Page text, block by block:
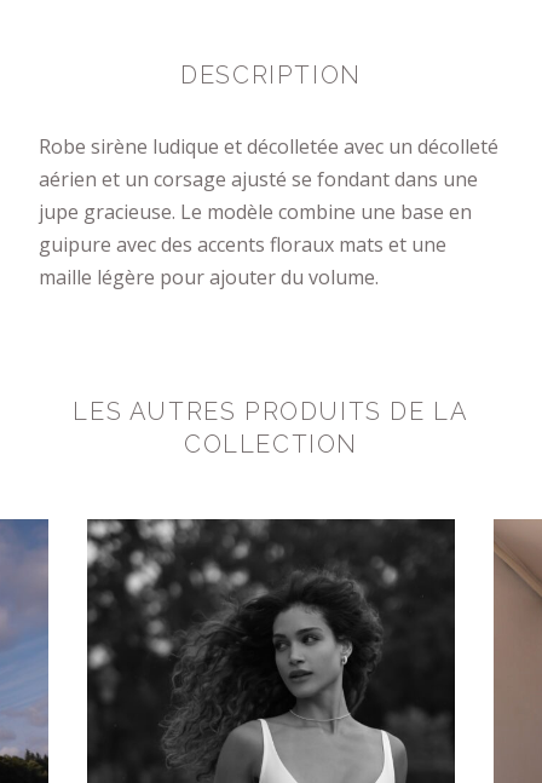
DESCRIPTION
Robe sirène ludique et décolletée avec un décolleté
aérien et un corsage ajusté se fondant dans une
jupe gracieuse. Le modèle combine une base en
guipure avec des accents floraux mats et une
maille légère pour ajouter du volume.
LES AUTRES PRODUITS DE LA
COLLECTION